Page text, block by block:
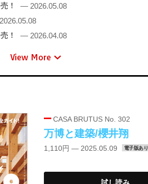
！
— 2026.05.08
！
— 2026.04.08
View More
CASA BRUTUS No. 302
万博と建築/櫻井翔
1,110円 — 2025.05.09 電子版あり